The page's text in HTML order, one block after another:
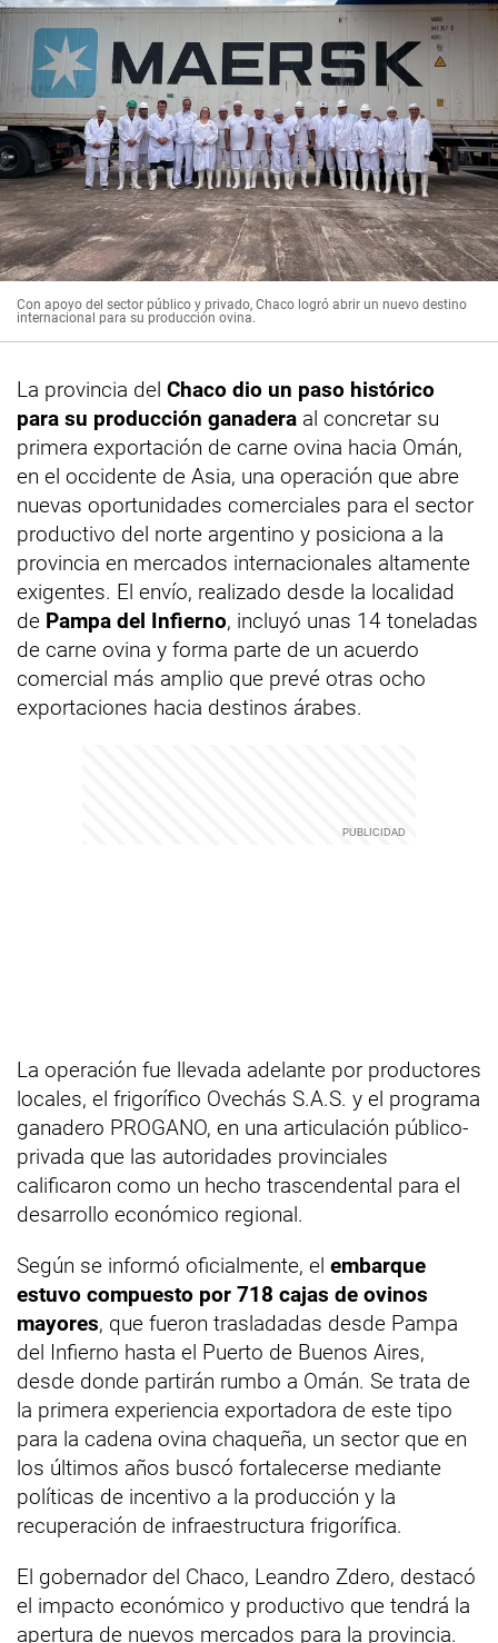
Con apoyo del sector público y privado, Chaco logró abrir un nuevo destino
internacional para su producción ovina.
La provincia del Chaco dio un paso histórico
para su producción ganadera al concretar su
primera exportación de carne ovina hacia Omán,
en el occidente de Asia, una operación que abre
nuevas oportunidades comerciales para el sector
productivo del norte argentino y posiciona a la
provincia en mercados internacionales altamente
exigentes. El envío, realizado desde la localidad
de Pampa del Infierno, incluyó unas 14 toneladas
de carne ovina y forma parte de un acuerdo
comercial más amplio que prevé otras ocho
exportaciones hacia destinos árabes.
La operación fue llevada adelante por productores
locales, el frigorífico Ovechás S.A.S. y el programa
ganadero PROGANO, en una articulación público-
privada que las autoridades provinciales
calificaron como un hecho trascendental para el
desarrollo económico regional.
Según se informó oficialmente, el embarque
estuvo compuesto por 718 cajas de ovinos
mayores, que fueron trasladadas desde Pampa
del Infierno hasta el Puerto de Buenos Aires,
desde donde partirán rumbo a Omán. Se trata de
la primera experiencia exportadora de este tipo
para la cadena ovina chaqueña, un sector que en
los últimos años buscó fortalecerse mediante
políticas de incentivo a la producción y la
recuperación de infraestructura frigorífica.
El gobernador del Chaco, Leandro Zdero, destacó
el impacto económico y productivo que tendrá la
apertura de nuevos mercados para la provincia.